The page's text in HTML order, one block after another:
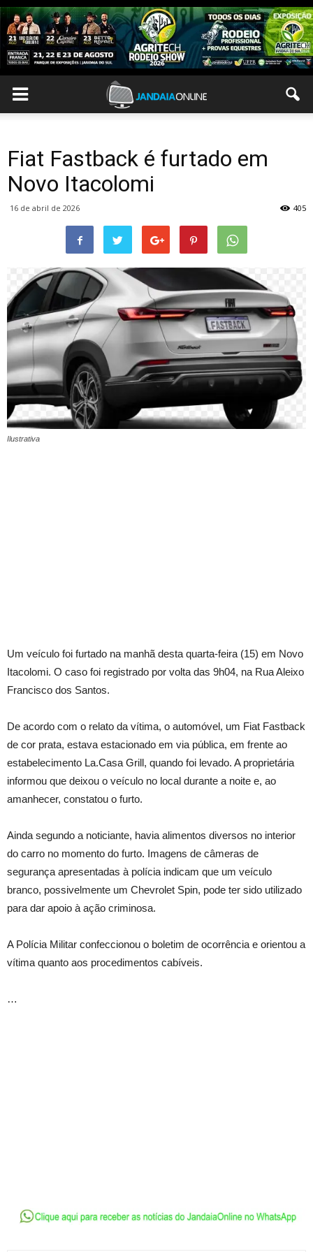
Fiat Fastback é furtado em
Novo Itacolomi
16 de abril de 2026 405
Ilustrativa
Um veículo foi furtado na manhã desta quarta-feira (15) em Novo
Itacolomi. O caso foi registrado por volta das 9h04, na Rua Aleixo
Francisco dos Santos.
De acordo com o relato da vítima, o automóvel, um Fiat Fastback
de cor prata, estava estacionado em via pública, em frente ao
estabelecimento La.Casa Grill, quando foi levado. A proprietária
informou que deixou o veículo no local durante a noite e, ao
amanhecer, constatou o furto.
Ainda segundo a noticiante, havia alimentos diversos no interior
do carro no momento do furto. Imagens de câmeras de
segurança apresentadas à polícia indicam que um veículo
branco, possivelmente um Chevrolet Spin, pode ter sido utilizado
para dar apoio à ação criminosa.
A Polícia Militar confeccionou o boletim de ocorrência e orientou a
vítima quanto aos procedimentos cabíveis.
…